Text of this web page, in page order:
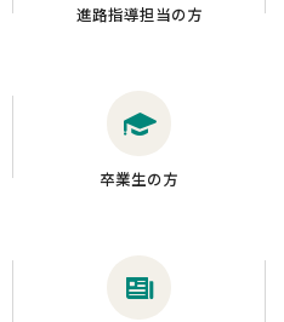
進路指導担当の方
卒業生の方